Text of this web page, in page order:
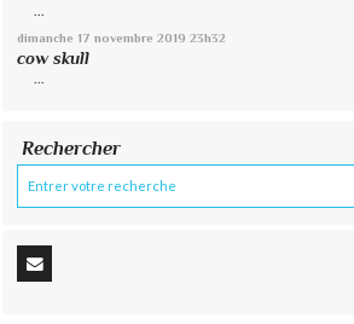
dimanche 17 novembre 2019 23h32
cow skull
...
Rechercher